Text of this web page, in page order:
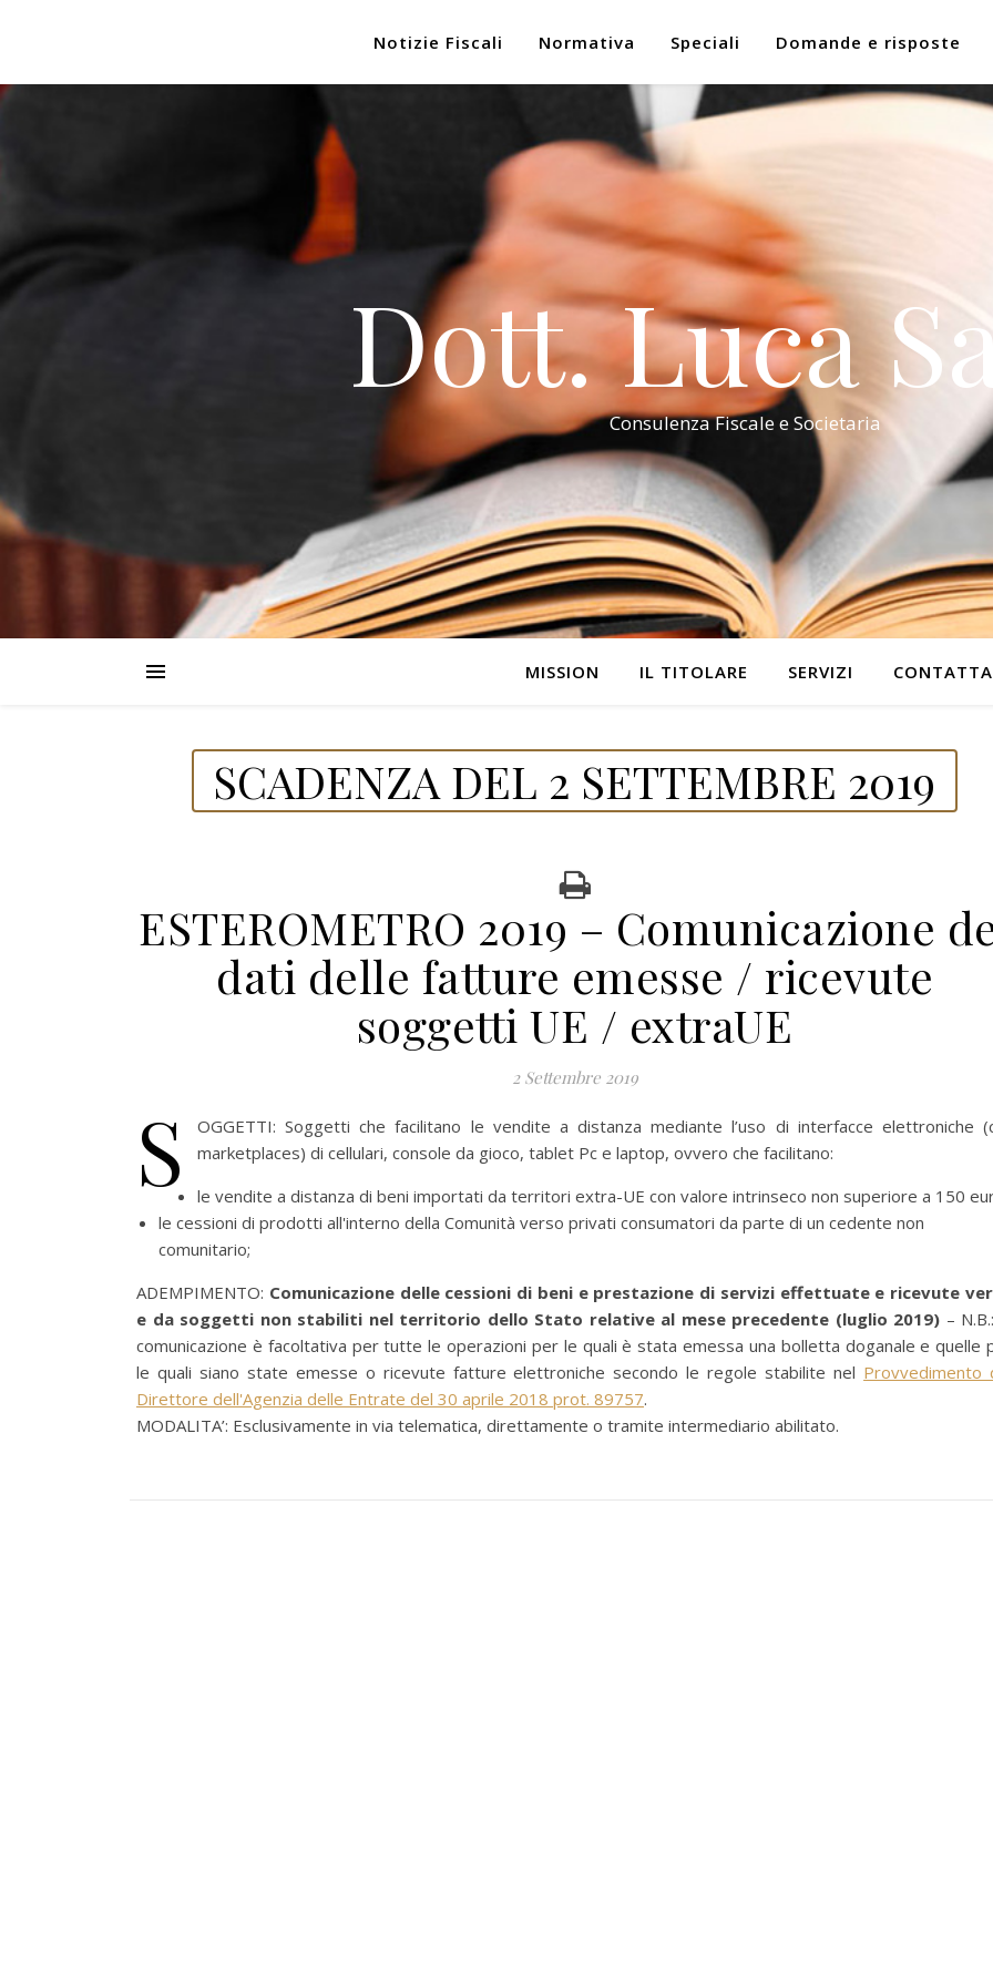
Notizie Fiscali Normativa Speciali Domande e risposte
Dott. Luca
Consulenza Fiscale e Societaria
MISSION IL TITOLARE SERVIZI
SCADENZA DEL 2 SETTEMBRE 2019
ESTEROMETRO 2019 – Comunicazione
dati delle fatture emesse / ricevute
soggetti UE / extraUE
2 Settembre 2019
S
OGGETTI: Soggetti che facilitano le vendite a distanza mediante l’uso di interfacce elettroniche
marketplaces) di cellulari, console da gioco, tablet Pc e laptop, ovvero che facilitano:
le vendite a distanza di beni importati da territori extra-UE con valore intrinseco non superiore a 150
le cessioni di prodotti all'interno della Comunità verso privati consumatori da parte di un cedente non
comunitario;
ADEMPIMENTO: Comunicazione delle cessioni di beni e prestazione di servizi effettuate e ricevute
e da soggetti non stabiliti nel territorio dello Stato relative al mese precedente (luglio 2019) –
comunicazione è facoltativa per tutte le operazioni per le quali è stata emessa una bolletta doganale e quelle
le quali siano state emesse o ricevute fatture elettroniche secondo le regole stabilite nel Provvedimento
Direttore dell'Agenzia delle Entrate del 30 aprile 2018 prot. 89757.
MODALITA’: Esclusivamente in via telematica, direttamente o tramite intermediario abilitato.